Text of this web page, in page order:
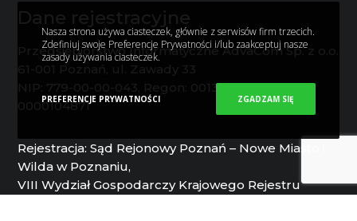
Przedsiębiorstwo Informatyczne AdvaCom Sp. z o.o.
NIP: 779-00-00-043, Regon: 001317584, KRS:
0000104871
Rejestracja: Sąd Rejonowy Poznań – Nowe Miasto i
Wilda w Poznaniu,
VIII Wydział Gospodarczy Krajowego Rejestru
Nasza strona używa ciasteczek, głównie z serwisów firm trzecich.
Zdefiniuj swoje Preferencje Prywatności i/lub zaakceptuj nasze
zasady używania ciasteczek.
PREFERENCJE PRYWATNOŚCI ZGADZAM SIĘ